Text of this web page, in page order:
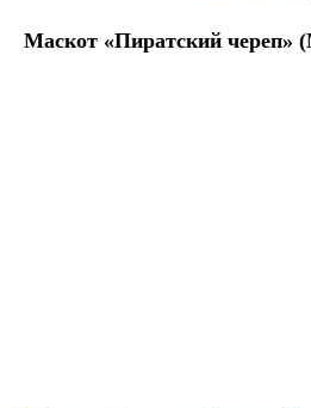
Маскот «Пиратский череп»